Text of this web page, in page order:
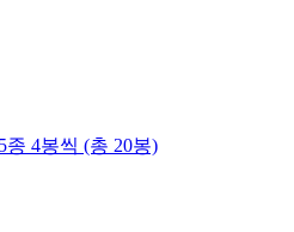
4봉씩 (총 20봉)